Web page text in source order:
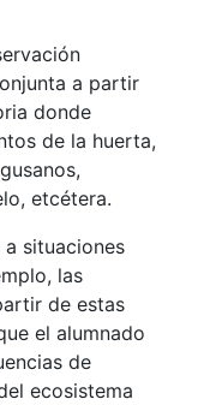
a partir
donde
de la huerta,
etcétera.
situaciones
las
de estas
el alumnado
de
ecosistema